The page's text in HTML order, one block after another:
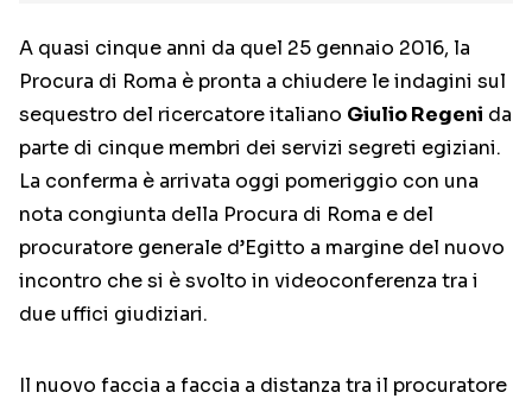
A quasi cinque anni da quel 25 gennaio 2016, la
Procura di Roma è pronta a chiudere le indagini sul
sequestro del ricercatore italiano Giulio Regeni da
parte di cinque membri dei servizi segreti egiziani.
La conferma è arrivata oggi pomeriggio con una
nota congiunta della Procura di Roma e del
procuratore generale d’Egitto a margine del nuovo
incontro che si è svolto in videoconferenza tra i
due uffici giudiziari.
Il nuovo faccia a faccia a distanza tra il procuratore